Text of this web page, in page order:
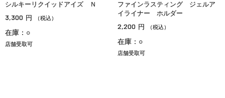
シルキーリクイッドアイズ Ｎ
3,300 円 （税込）
在庫：○
店舗受取可
ファインラスティング ジェルア
イライナー ホルダー
2,200 円 （税込）
在庫：○
店舗受取可